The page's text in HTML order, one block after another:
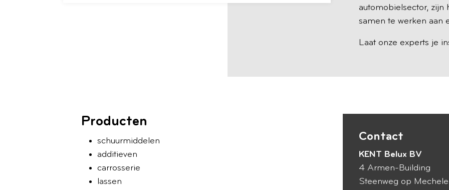
automobielsector,
samen te werken aan
Laat onze experts je
Producten
schuurmiddelen
additieven
carrosserie
lassen
Contact
KENT Belux BV
4 Armen-Building
Steenweg op